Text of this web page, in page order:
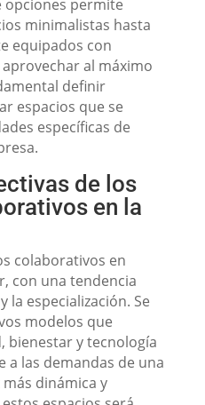
opciones permite
minimalistas hasta
equipados con
al máximo
definir
espacios que se
específicas de
de los
en la
colaborativos en
con una tendencia
la especialización. Se
modelos que
bienestar y tecnología
a las demandas de una
dinámica y